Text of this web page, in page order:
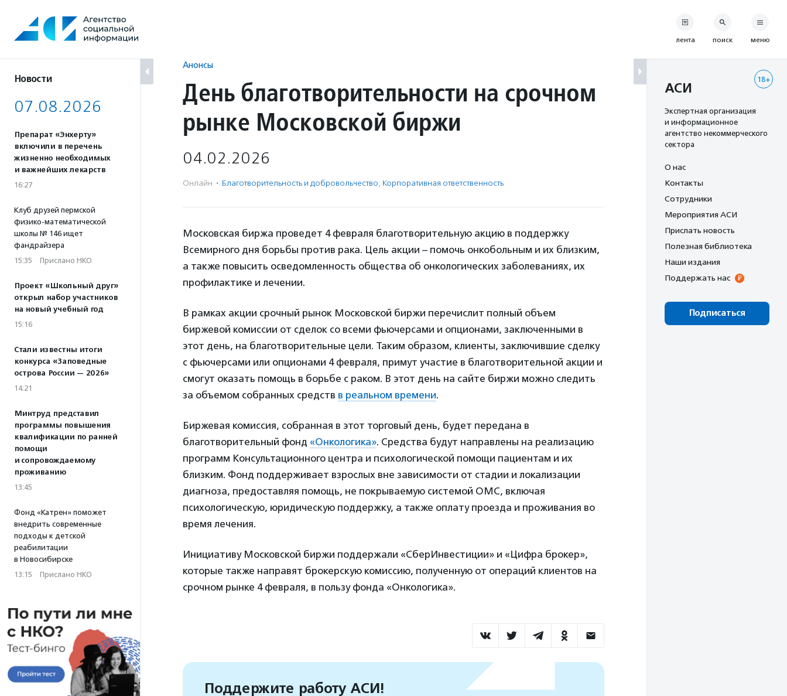
содержанию
Новости
07.08.2026
Препарат «Энхерту»
включили в перечень
жизненно необходимых
и важнейших лекарств
16:27
Клуб друзей пермской
физико-математической
школы № 146 ищет
фандрайзера
15:35 · Прислано НКО
Проект «Школьный друг»
открыл набор участников
на новый учебный год
15:16
Стали известны итоги
конкурса «Заповедные
острова России — 2026»
14:21
Минтруд представил
программы повышения
квалификации по ранней
помощи
и сопровождаемому
проживанию
13:45
Фонд «Катрен» поможет
внедрить современные
подходы к детской
реабилитации
в Новосибирске
13:15 · Прислано НКО
Анонсы
День благотворительности на срочном
рынке Московской биржи
04.02.2026
Онлайн · Благотвори­тель­ность и доброволь­чест­во, Корпоративная ответственность
Московская биржа проведет 4 февраля благотворительную акцию в поддержку
Всемирного дня борьбы против рака. Цель акции – помочь онкобольным и их близким,
а также повысить осведомленность общества об онкологических заболеваниях, их
профилактике и лечении.
В рамках акции срочный рынок Московской биржи перечислит полный объем
биржевой комиссии от сделок со всеми фьючерсами и опционами, заключенными в
этот день, на благотворительные цели. Таким образом, клиенты, заключившие сделку
с фьючерсами или опционами 4 февраля, примут участие в благотворительной акции и
смогут оказать помощь в борьбе с раком. В этот день на сайте биржи можно следить
за объемом собранных средств в реальном времени.
Биржевая комиссия, собранная в этот торговый день, будет передана в
благотворительный фонд «Онкологика». Средства будут направлены на реализацию
программ Консультационного центра и психологической помощи пациентам и их
близким. Фонд поддерживает взрослых вне зависимости от стадии и локализации
диагноза, предоставляя помощь, не покрываемую системой ОМС, включая
психологическую, юридическую поддержку, а также оплату проезда и проживания во
время лечения.
Инициативу Московской биржи поддержали «СберИнвестиции» и «Цифра брокер»,
которые также направят брокерскую комиссию, полученную от операций клиентов на
срочном рынке 4 февраля, в пользу фонда «Онкологика».
Поддержите работу АСИ!
лента поиск меню
18+
АСИ
Экспертная организация
и информационное
агентство некоммерческого
сектора
О нас
Контакты
Сотрудники
Мероприятия АСИ
Прислать новость
Полезная библиотека
Наши издания
Поддержать нас
Подписаться